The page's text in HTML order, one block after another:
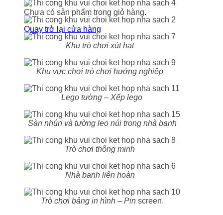
Chưa có sản phẩm trong giỏ hàng.
Quay trở lại cửa hàng
Khu trò chơi xút hạt
Khu vực chơi trò chơi hướng nghiệp
Lego tường – Xếp lego
Sàn nhún và tường leo núi trong nhà banh
Trò chơi thông minh
Nhà banh liên hoàn
Trò chơi bảng in hình – Pin screen.